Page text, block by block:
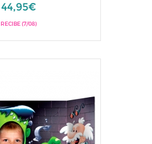
44,95€
RECIBE (7/08)